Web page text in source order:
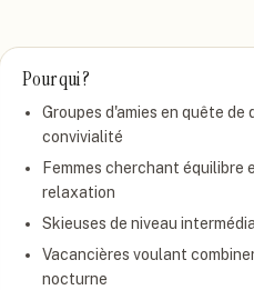
Pour qui ?
Groupes d'amies en quête de
convivialité
Femmes cherchant équilibre
relaxation
Skieuses de niveau
Vacancières voulant
nocturne